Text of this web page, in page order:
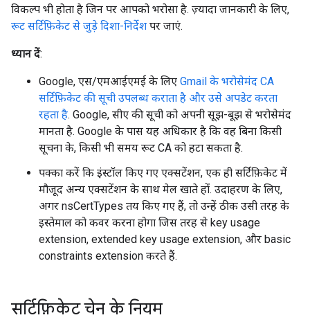
विकल्प भी होता है जिन पर आपको भरोसा है. ज़्यादा जानकारी के लिए,
रूट सर्टिफ़िकेट से जुड़े दिशा-निर्देश पर जाएं.
ध्यान दें:
Google, एस/एमआईएमई के लिए Gmail के भरोसेमंद CA
सर्टिफ़िकेट की सूची उपलब्ध कराता है और उसे अपडेट करता
रहता है. Google, सीए की सूची को अपनी सूझ-बूझ से भरोसेमंद
मानता है. Google के पास यह अधिकार है कि वह बिना किसी
सूचना के, किसी भी समय रूट CA को हटा सकता है.
पक्का करें कि इंस्टॉल किए गए एक्सटेंशन, एक ही सर्टिफ़िकेट में
मौजूद अन्य एक्सटेंशन के साथ मेल खाते हों. उदाहरण के लिए,
अगर nsCertTypes तय किए गए हैं, तो उन्हें ठीक उसी तरह के
इस्तेमाल को कवर करना होगा जिस तरह से key usage
extension, extended key usage extension, और basic
constraints extension करते हैं.
सर्टिफ़िकेट चेन के नियम